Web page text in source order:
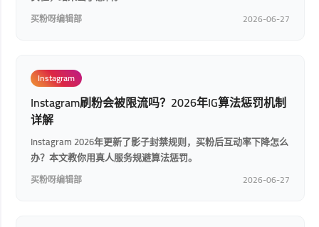
买粉呀编辑部 2026-06-27
Instagram
Instagram刷粉会被限流吗？2026年IG算法惩罚机制
详解
Instagram 2026年更新了影子封禁规则，买粉后互动率下降怎么
办？本文教你用真人服务规避算法惩罚。
买粉呀编辑部 2026-06-27